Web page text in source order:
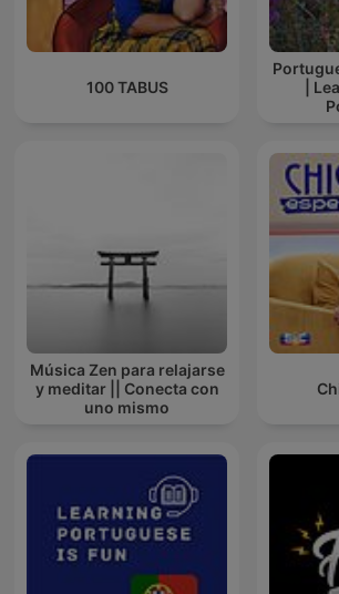
100 TABUS
|
Música Zen para relajarse
y meditar || Conecta con
uno mismo